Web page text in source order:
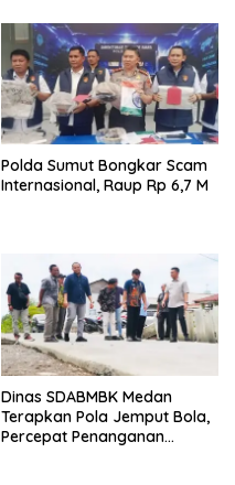
Polda Sumut Bongkar Scam
Internasional, Raup Rp 6,7 M
Dinas SDABMBK Medan
Terapkan Pola Jemput Bola,
Percepat Penanganan